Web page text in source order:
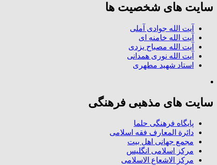
سایت های شخصیت ها
آیت الله جوادی آملی
آیت الله خامنه ای
آیت الله مصباح یزدی
آیت الله نوری همدانی
استاد شهید مطهری
سایت های مذهبی فرهنگی
پایگاه فرهنگی حلما
دائرة المعارف فقه اسلامی
مجمع جهانی اهل بیت
مرکز اسلامی انگلیس
مرکز الاشعاع الاسلامی